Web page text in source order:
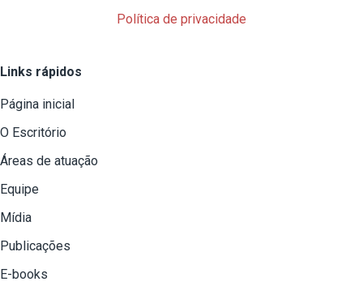
Política de privacidade
Links rápidos
Página inicial
O Escritório
Áreas de atuação
Equipe
Mídia
Publicações
E-books